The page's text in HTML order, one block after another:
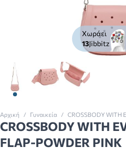
Χωράει
13Jibbitz
View larger image
View larger image
View larger
Αρχική / Γυναικεία / CROSSBODY WITH
CROSSBODY WITH
FLAP-POWDER PINK